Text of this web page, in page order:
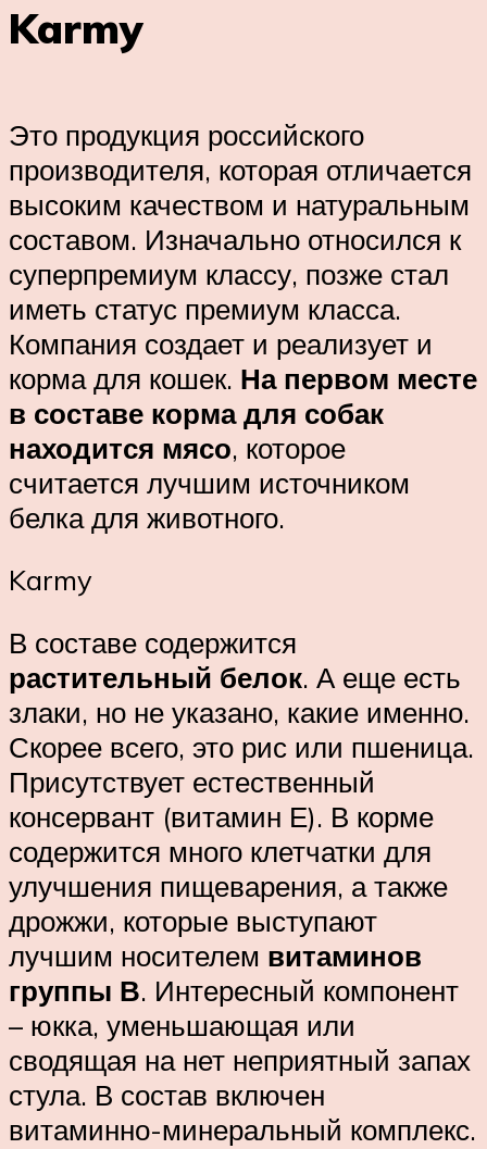
Karmy
Это продукция российского
производителя, которая отличается
высоким качеством и натуральным
составом. Изначально относился к
суперпремиум классу, позже стал
иметь статус премиум класса.
Компания создает и реализует и
корма для кошек. На первом месте
в составе корма для собак
находится мясо, которое
считается лучшим источником
белка для животного.
Karmy
В составе содержится
растительный белок. А еще есть
злаки, но не указано, какие именно.
Скорее всего, это рис или пшеница.
Присутствует естественный
консервант (витамин Е). В корме
содержится много клетчатки для
улучшения пищеварения, а также
дрожжи, которые выступают
лучшим носителем витаминов
группы В. Интересный компонент
– юкка, уменьшающая или
сводящая на нет неприятный запах
стула. В состав включен
витаминно-минеральный комплекс.